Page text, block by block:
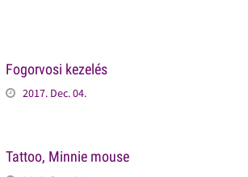
Fogorvosi kezelés
2017. Dec. 04.
Tattoo, Minnie mouse